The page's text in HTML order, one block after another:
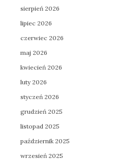
sierpień 2026
lipiec 2026
czerwiec 2026
maj 2026
kwiecień 2026
luty 2026
styczeń 2026
grudzień 2025
listopad 2025
październik 2025
wrzesień 2025